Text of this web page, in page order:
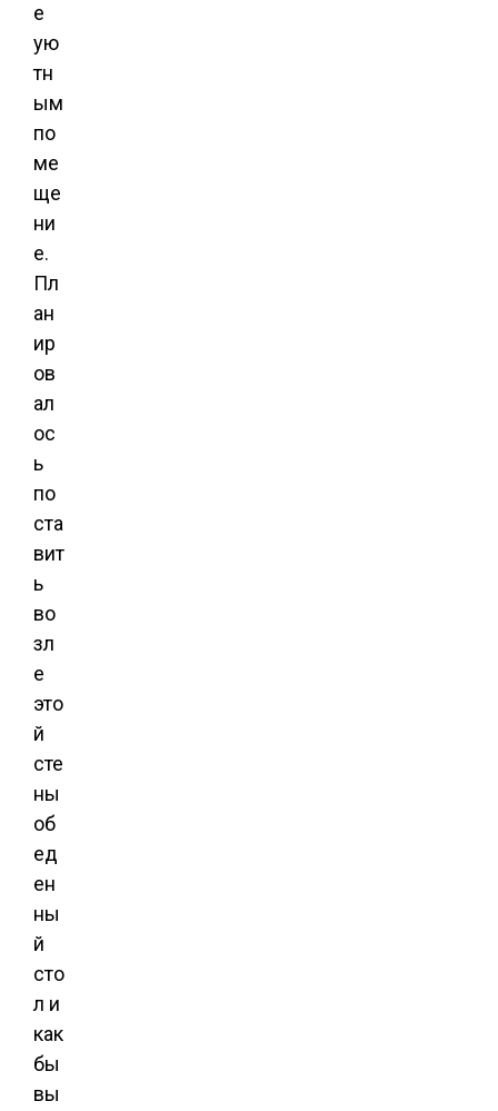
е
ую
тн
ым
по
ме
ще
ни
е.
Пл
ан
ир
ов
ал
ос
ь
по
ста
вит
ь
во
зл
е
это
й
сте
ны
об
ед
ен
ны
й
сто
л и
как
бы
вы